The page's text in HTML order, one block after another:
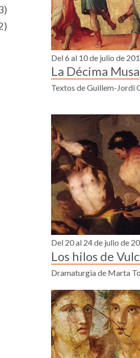
Del 6 al 10 de julio de
La Décima Musa
Textos de Guillem-Jordi
Del 20 al 24 de julio de
Los hilos de
Dramaturgia de Marta